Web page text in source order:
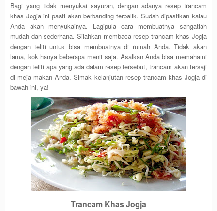
Bagi yang tidak menyukai sayuran, dengan adanya resep trancam
khas Jogja ini pasti akan berbanding terbalik. Sudah dipastikan kalau
Anda akan menyukainya. Lagipula cara membuatnya sangatlah
mudah dan sederhana. Silahkan membaca resep trancam khas Jogja
dengan teliti untuk bisa membuatnya di rumah Anda. Tidak akan
lama, kok hanya beberapa menit saja. Asalkan Anda bisa memahami
dengan teliti apa yang ada dalam resep tersebut, trancam akan tersaji
di meja makan Anda. Simak kelanjutan resep trancam khas Jogja di
bawah ini, ya!
Trancam Khas Jogja